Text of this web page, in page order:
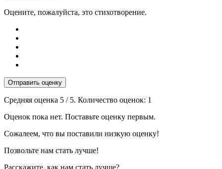
Оцените, пожалуйста, это стихотворение.
Отправить оценку
Средняя оценка 5 / 5. Количество оценок: 1
Оценок пока нет. Поставьте оценку первым.
Сожалеем, что вы поставили низкую оценку!
Позвольте нам стать лучше!
Расскажите, как нам стать лучше?